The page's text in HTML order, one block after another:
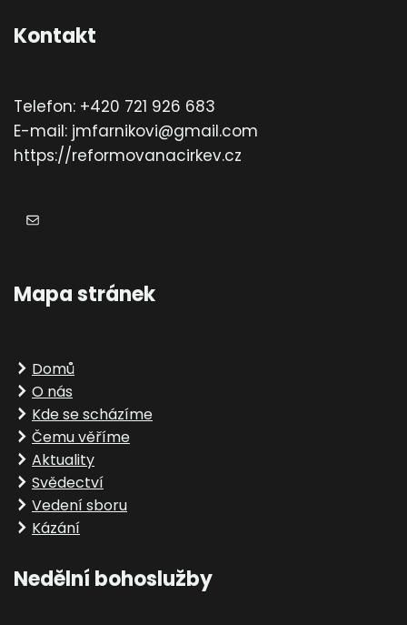
Kontakt
Telefon: +420 721 926 683
E-mail: jmfarnikovi@gmail.com
https://reformovanacirkev.cz
E-mail
Mapa stránek
Domů
O nás
Kde se scházíme
Čemu věříme
Aktuality
Svědectví
Vedení sboru
Kázání
Nedělní bohoslužby